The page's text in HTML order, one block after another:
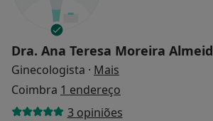
Dra. Ana Teresa Moreira
Ginecologista · Mais
Coimbra 1 endereço
3 opiniões